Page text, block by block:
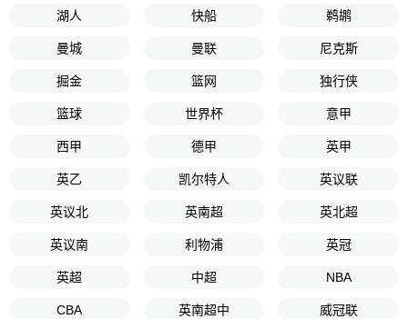
湖人 快船 鹈鹕
曼城 曼联 尼克斯
掘金 篮网 独行侠
篮球 世界杯 意甲
西甲 德甲 英甲
英乙 凯尔特人 英议联
英议北 英南超 英北超
英议南 利物浦 英冠
英超 中超 NBA
CBA 英南超中 威冠联